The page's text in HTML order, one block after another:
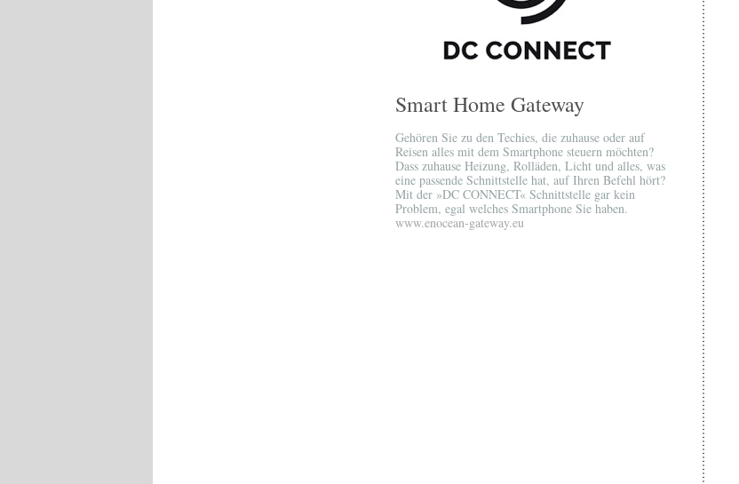
Smart Home Gateway
Gehören Sie zu den Techies, die zuhause oder auf
Reisen alles mit dem Smartphone steuern möchten?
Dass zuhause Heizung, Rolläden, Licht und alles, was
eine passende Schnittstelle hat, auf Ihren Befehl hört?
Mit der »DC CONNECT« Schnittstelle gar kein
Problem, egal welches Smartphone Sie haben.
www.enocean-gateway.eu